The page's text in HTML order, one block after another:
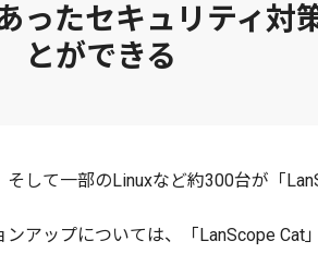
ったセキュリティ対
とができる
して一部のLinuxなど約300台が「
アップについては、「LanScope Cat